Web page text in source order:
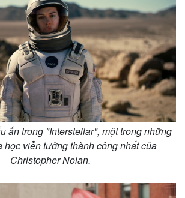
ấn trong "Interstellar", một trong những
học viễn tưởng thành công nhất của
Christopher Nolan.